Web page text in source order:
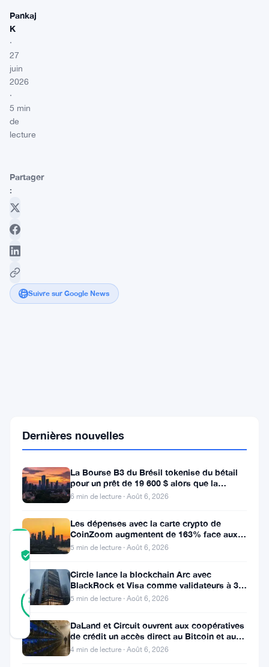
Pankaj
K
·
27
juin
2026
·
5 min
de
lecture
Partager
:
Suivre sur Google News
SharpLink
baleines
continuent
d'acheter
COMMUNITY
TRUST
83%
Vérifié
35
votes
Mis à jour 1 mois il y a
Ethereum
Dernières nouvelles
La Bourse B3 du Brésil tokenise du bétail
pour un prêt de 19 600 $ alors que la
blockchain atteint la ferme
6 min de lecture · Août 6, 2026
Les dépenses avec la carte crypto de
CoinZoom augmentent de 163% face aux
factures de carburant et d’épicerie
5 min de lecture · Août 6, 2026
Circle lance la blockchain Arc avec
BlackRock et Visa comme validateurs à 3
milliards de dollars
5 min de lecture · Août 6, 2026
DaLand et Circuit ouvrent aux coopératives
de crédit un accès direct au Bitcoin et aux
actifs numériques
4 min de lecture · Août 6, 2026